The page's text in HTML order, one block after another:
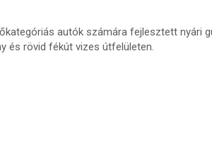
autók számára fejlesztett nyári
és rövid fékút vizes útfelületen.